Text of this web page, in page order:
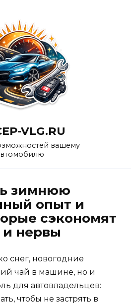
VLG.RU
вашему
зимнюю
опыт и
сэкономят
и нервы
снег, новогодние
чай в машине, но и
для автовладельцев:
чтобы не застрять в